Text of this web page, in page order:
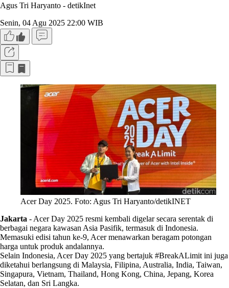
Agus Tri Haryanto - detikInet
Senin, 04 Agu 2025 22:00 WIB
Acer Day 2025. Foto: Agus Tri Haryanto/detikINET
Jakarta - Acer Day 2025 resmi kembali digelar secara serentak di
berbagai negara kawasan Asia Pasifik, termasuk di Indonesia.
Memasuki edisi tahun ke-9, Acer menawarkan beragam potongan
harga untuk produk andalannya.
Selain Indonesia, Acer Day 2025 yang bertajuk #BreakALimit ini juga
diketahui berlangsung di Malaysia, Filipina, Australia, India, Taiwan,
Singapura, Vietnam, Thailand, Hong Kong, China, Jepang, Korea
Selatan, dan Sri Langka.